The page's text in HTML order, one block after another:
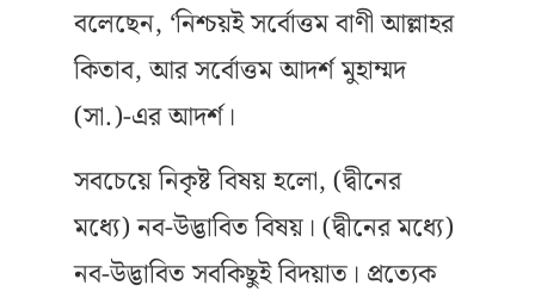
বলেছেন, ‘নিশ্চয়ই সর্বোত্তম বাণী আল্লাহর
কিতাব, আর সর্বোত্তম আদর্শ মুহাম্মদ
(সা.)-এর আদর্শ।
সবচেয়ে নিকৃষ্ট বিষয় হলো, (দ্বীনের
মধ্যে) নব-উদ্ভাবিত বিষয়। (দ্বীনের মধ্যে)
নব-উদ্ভাবিত সবকিছুই বিদয়াত। প্রত্যেক